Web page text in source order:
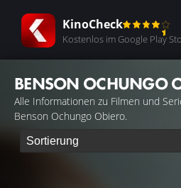
KinoCheck
Kostenlos im Google Play
BENSON OCHUNGO
Alle Informationen zu Filmen und
Benson Ochungo Obiero.